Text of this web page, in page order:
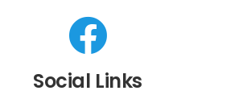
Social Links